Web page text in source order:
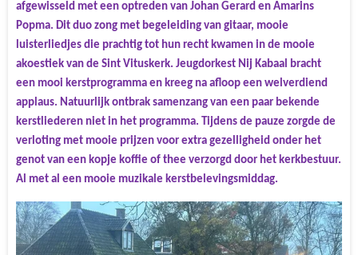
afgewisseld met een optreden van Johan Gerard en Amarins
Popma. Dit duo zong met begeleiding van gitaar, mooie
luisterliedjes die prachtig tot hun recht kwamen in de mooie
akoestiek van de Sint Vituskerk. Jeugdorkest Nij Kabaal bracht
een mooi kerstprogramma en kreeg na afloop een welverdiend
applaus. Natuurlijk ontbrak samenzang van een paar bekende
kerstliederen niet in het programma. Tijdens de pauze zorgde de
verloting met mooie prijzen voor extra gezelligheid onder het
genot van een kopje koffie of thee verzorgd door het kerkbestuur.
Al met al een mooie muzikale kerstbelevingsmiddag.